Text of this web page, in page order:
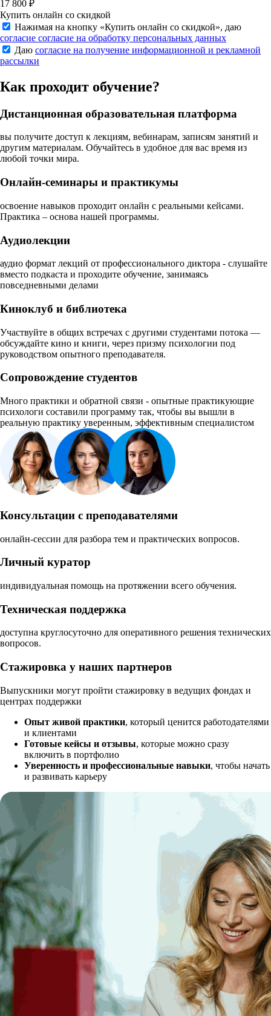
17 800 ₽
Купить онлайн со скидкой
Нажимая на кнопку «Купить онлайн со скидкой», даю
согласие согласие на обработку персональных данных
Даю согласие на получение информационной и рекламной
рассылки
Как проходит обучение?
Дистанционная образовательная платформа
вы получите доступ к лекциям, вебинарам, записям занятий и
другим материалам. Обучайтесь в удобное для вас время из
любой точки мира.
Онлайн-семинары и практикумы
освоение навыков проходит онлайн с реальными кейсами.
Практика – основа нашей программы.
Аудиолекции
аудио формат лекций от профессионального диктора - слушайте
вместо подкаста и проходите обучение, занимаясь
повседневными делами
Киноклуб и библиотека
Участвуйте в общих встречах с другими студентами потока —
обсуждайте кино и книги, через призму психологии под
руководством опытного преподавателя.
Сопровождение студентов
Много практики и обратной связи - опытные практикующие
психологи составили программу так, чтобы вы вышли в
реальную практику уверенным, эффективным специалистом
Консультации с преподавателями
онлайн-сессии для разбора тем и практических вопросов.
Личный куратор
индивидуальная помощь на протяжении всего обучения.
Техническая поддержка
доступна круглосуточно для оперативного решения технических
вопросов.
Стажировка у наших партнеров
Выпускники могут пройти стажировку в ведущих фондах и
центрах поддержки
Опыт живой практики, который ценится работодателями
и клиентами
Готовые кейсы и отзывы, которые можно сразу
включить в портфолио
Уверенность и профессиональные навыки, чтобы начать
и развивать карьеру